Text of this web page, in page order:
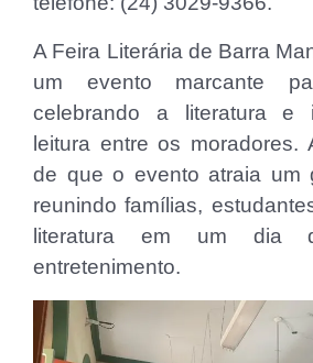
A Feira Literária de Barra
um evento marcante
celebrando a literatura e
leitura entre os moradores.
de que o evento atraia um
reunindo famílias,
literatura em um dia
entretenimento.